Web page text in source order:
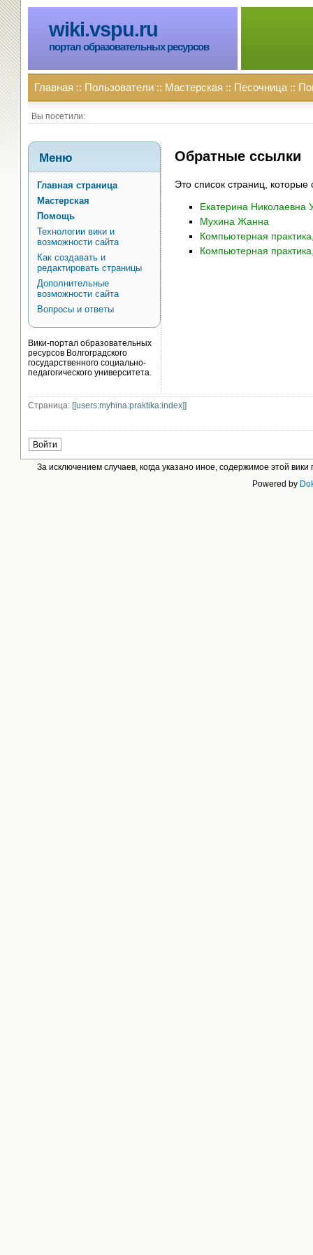
wiki.vspu.ru
портал образовательных ресурсов
Главная :: Пользователи :: Мастерская :: Песочница ::
Вы посетили:
Обратные ссылки
Это список страниц,
Екатерина Николаевна
Мухина Жанна
Компьютерная
Компьютерная
Меню
Главная страница
Мастерская
Помощь
Технологии вики и
возможности сайта
Как создавать и
редактировать страницы
Дополнительные
возможности сайта
Вопросы и ответы
Вики-портал образовательных
ресурсов Волгоградского
государственного социально-
педагогического университета.
Страница: [[users:myhina:praktika:index]]
За исключением случаев, когда указано иное, содержимое этой
Powered by